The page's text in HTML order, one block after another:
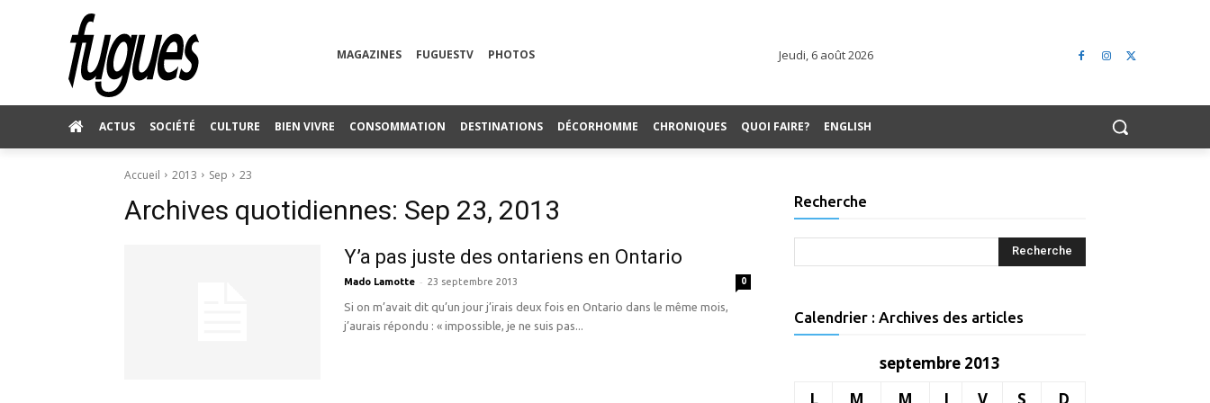
MAGAZINES FUGUESTV PHOTOS Jeudi, 6 août 2026
ACTUS SOCIÉTÉ CULTURE BIEN VIVRE CONSOMMATION DESTINATIONS DÉCORHOMME CHRONIQUES QUOI FAIRE? ENGLISH
Accueil 2013 Sep 23
Archives quotidiennes: Sep 23, 2013
Y’a pas juste des ontariens en Ontario
Mado Lamotte - 23 septembre 2013 0
Si on m’avait dit qu’un jour j’irais deux fois en Ontario dans le même mois,
j’aurais répondu : « impossible, je ne suis pas...
Recherche
Calendrier : Archives des articles
septembre 2013
L
M M J V S D